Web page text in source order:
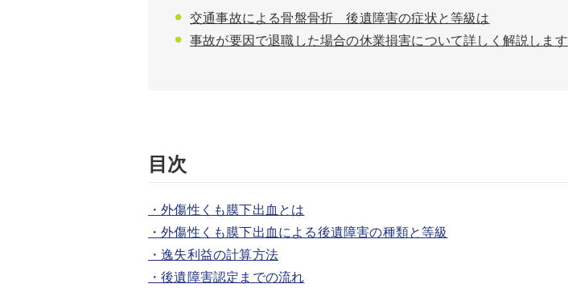
交通事故による骨盤骨折 後遺障害の症状と等級は
事故が要因で退職した場合の休業損害について詳しく解説します
目次
・外傷性くも膜下出血とは
・外傷性くも膜下出血による後遺障害の種類と等級
・逸失利益の計算方法
・後遺障害認定までの流れ